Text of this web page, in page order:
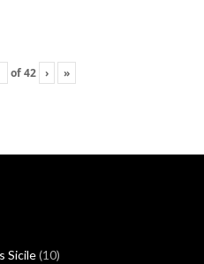
of42 › »
Sicile(10)